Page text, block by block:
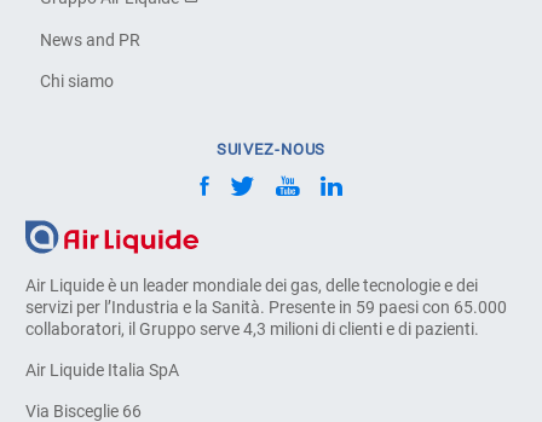
Air Liquide è un leader mondiale dei gas, delle tecnologie e dei
servizi per l’Industria e la Sanità. Presente in 59 paesi con 65.000
collaboratori, il Gruppo serve 4,3 milioni di clienti e di pazienti.
Air Liquide Italia SpA
Via Bisceglie 66
News and PR
Chi siamo
SUIVEZ-NOUS